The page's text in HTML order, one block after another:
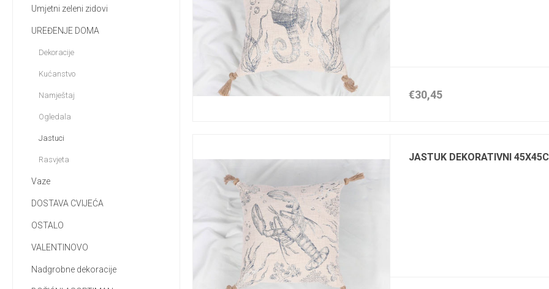
€30,45
JASTUK DEKORATIVNI
Umjetni zeleni zidovi
UREĐENJE DOMA
Dekoracije
Kućanstvo
Namještaj
Ogledala
Jastuci
Rasvjeta
Vaze
DOSTAVA CVIJEĆA
OSTALO
VALENTINOVO
Nadgrobne dekoracije